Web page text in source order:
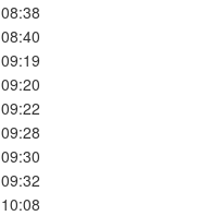
08:38
08:40
09:19
09:20
09:22
09:28
09:30
09:32
10:08